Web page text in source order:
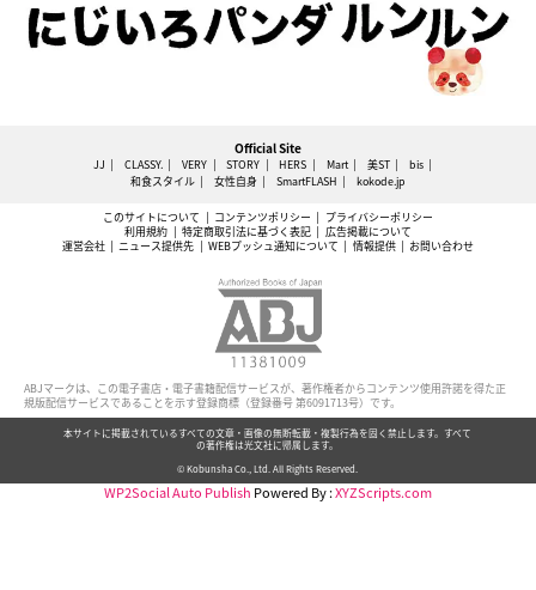
Official Site
JJ CLASSY. VERY STORY HERS Mart 美ST
bis
和食スタイル
女性自身 SmartFLASH kokode.jp
このサイトについて コンテンツポリシー
プライバシーポリシー
利用規約
特定商取引法に基づく表記
広告掲載について
運営会社
ニュース提供先 WEBプッシュ通知について 情報提供 お問い合わせ
ABJマークは、この電子書店・電子書籍配信サービスが、著作権者からコンテンツ使用許諾を得た正
規版配信サービスであることを示す登録商標（登録番号 第6091713号）です。
本サイトに掲載されているすべての文章・画像の無断転載・複製行為を固く禁止します。すべて
の著作権は光文社に帰属します。
© Kobunsha Co., Ltd. All Rights Reserved.
WP2Social Auto Publish Powered By :XYZScripts.com